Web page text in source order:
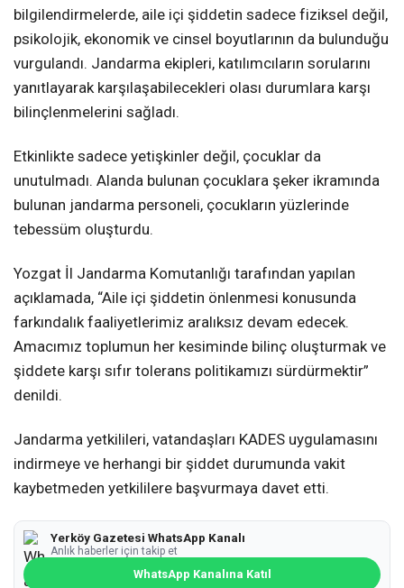
bilgilendirmelerde, aile içi şiddetin sadece fiziksel değil,
psikolojik, ekonomik ve cinsel boyutlarının da bulunduğu
vurgulandı. Jandarma ekipleri, katılımcıların sorularını
yanıtlayarak karşılaşabilecekleri olası durumlara karşı
bilinçlenmelerini sağladı.
Etkinlikte sadece yetişkinler değil, çocuklar da
unutulmadı. Alanda bulunan çocuklara şeker ikramında
bulunan jandarma personeli, çocukların yüzlerinde
tebessüm oluşturdu.
Yozgat İl Jandarma Komutanlığı tarafından yapılan
açıklamada, “Aile içi şiddetin önlenmesi konusunda
farkındalık faaliyetlerimiz aralıksız devam edecek.
Amacımız toplumun her kesiminde bilinç oluşturmak ve
şiddete karşı sıfır tolerans politikamızı sürdürmektir”
denildi.
Jandarma yetkilileri, vatandaşları KADES uygulamasını
indirmeye ve herhangi bir şiddet durumunda vakit
kaybetmeden yetkililere başvurmaya davet etti.
Yerköy Gazetesi WhatsApp Kanalı
Anlık haberler için takip et
WhatsApp Kanalına Katıl